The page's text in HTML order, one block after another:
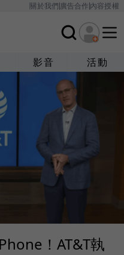
關於我們廣告合作內容授權
影音 活動
！AT&T執